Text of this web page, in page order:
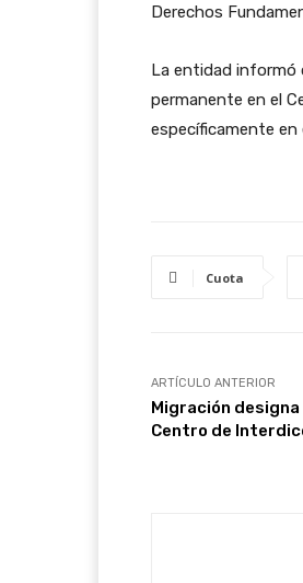
Derechos
La entidad informó
permanente en el
específicamente en
Cuota
ARTÍCULO ANTERIOR
Migración
Centro de